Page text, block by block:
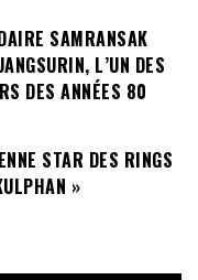
SAMRANSAK
L’UN DES
DES ANNÉES 80
STAR DES RINGS
»